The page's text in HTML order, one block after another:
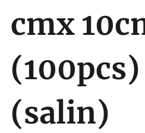
cmx
(100pcs)
(salin)